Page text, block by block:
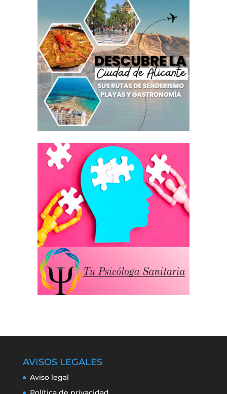
AVISOS LEGALES
Aviso legal